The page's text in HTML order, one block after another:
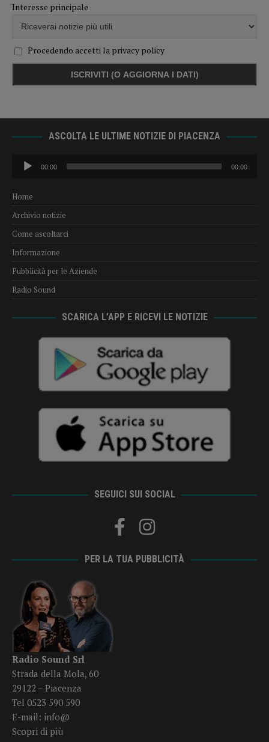
Interesse principale
Procedendo accetti la privacy policy
ASCOLTA LE ULTIME NOTIZIE DI PIACENZA
Audio
Player
00:00 00:00
Home
Archivio notizie
Come ascoltarci
Informazione
Pubblicità per le Aziende
Radio Sound
SCARICA L’APP E RICEVI LE NOTIZIE
SEGUICI SUI SOCIAL
PER LA TUA PUBBLICITÀ
Radio Sound Srl
Strada della Mola, 60
29122 – Piacenza
Tel 0523 590 590
E-mail: info@
Scopri di più